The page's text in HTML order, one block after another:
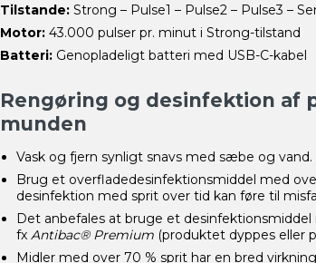
Tilstande: Strong – Pulse1 – Pulse2 – Pulse3 –
Motor: 43.000 pulser pr. minut i Strong-tilstand
Batteri: Genopladeligt batteri med USB-C-kabel
Rengøring og desinfektion af
munden
Vask og fjern synligt snavs med sæbe og vand.
Brug et overfladedesinfektionsmiddel med
desinfektion med sprit over tid kan føre til
Det anbefales at bruge et desinfektionsmiddel
fx Antibac® Premium(produktet dyppes eller
Midler med over 70 % sprit har en bred